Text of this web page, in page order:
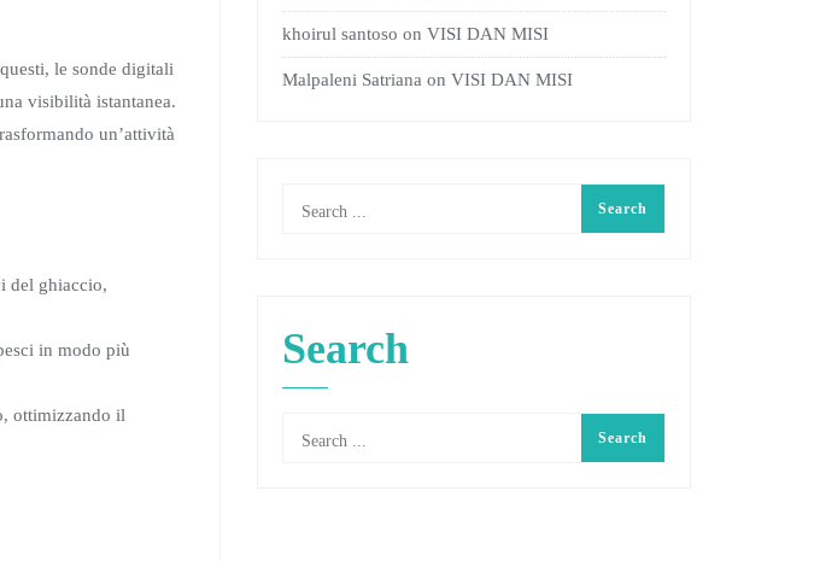
le sonde digitali
visibilità istantanea.
un’attività
del ghiaccio,
in modo più
ottimizzando il
khoirul santoso on VISI DAN MISI
Malpaleni Satriana on VISI DAN MISI
Search